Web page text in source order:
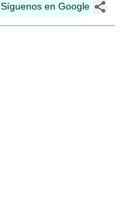
Síguenos en Google